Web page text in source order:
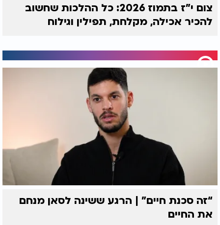
צום י"ז בתמוז 2026: כל ההלכות שחשוב
להכיר אכילה, מקלחת, תפילין וגילוח
“זה סכנת חיים” | הרגע ששינה לסאן מנחם
את החיים